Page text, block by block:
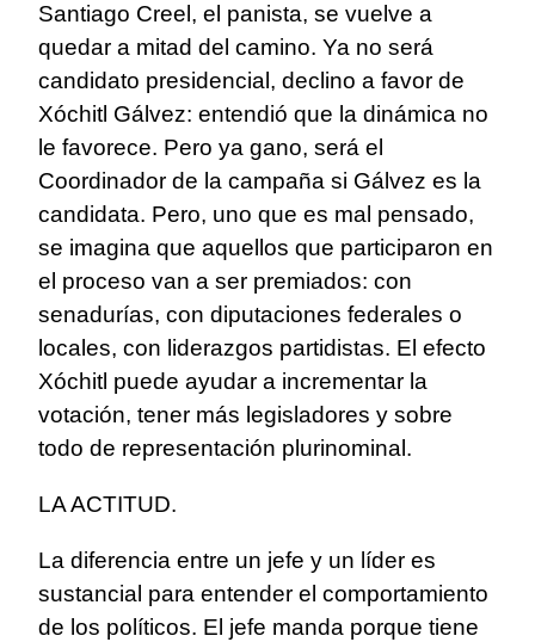
Santiago Creel, el panista, se vuelve a
quedar a mitad del camino. Ya no será
candidato presidencial, declino a favor de
Xóchitl Gálvez: entendió que la dinámica no
le favorece. Pero ya gano, será el
Coordinador de la campaña si Gálvez es la
candidata. Pero, uno que es mal pensado,
se imagina que aquellos que participaron en
el proceso van a ser premiados: con
senadurías, con diputaciones federales o
locales, con liderazgos partidistas. El efecto
Xóchitl puede ayudar a incrementar la
votación, tener más legisladores y sobre
todo de representación plurinominal.
LA ACTITUD.
La diferencia entre un jefe y un líder es
sustancial para entender el comportamiento
de los políticos. El jefe manda porque tiene